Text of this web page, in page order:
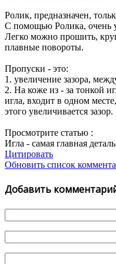
Ролик, предназначен,
С помощью Ролика, очень
Легко можно прошить,
плавные повороты.
Пропуски - это:
1. увеличение зазора,
2. На коже из - за тонкой
игла, входит в одном
этого увеличивается зазор.
Просмотрите статью :
Игла - самая главная
Цитировать
Обновить список
Добавить